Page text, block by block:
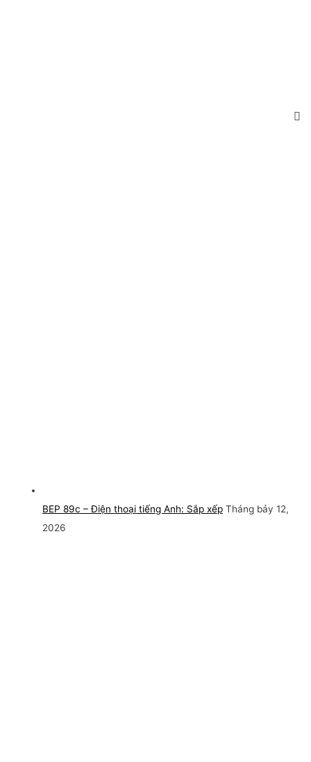
BEP 89c – Điện thoại tiếng Anh: Sắp xếp Tháng bảy 12,
2026